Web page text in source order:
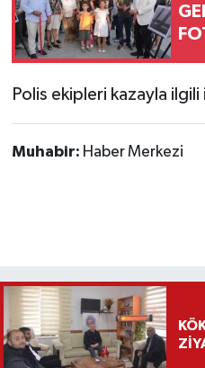
Polis ekipleri kazayla
Muhabir: Haber Merkezi